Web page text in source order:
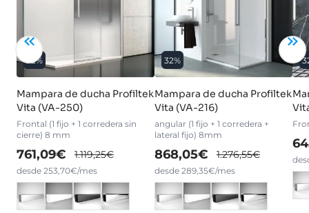
32%
Mampara de ducha Profiltek
Vita (VA-250)
Frontal (1 fijo + 1 corredera sin
cierre) 8 mm
761,09€ 1.119,25€
desde 253,70€/mes
32%
Mampara de ducha Profiltek
Vita (VA-216)
angular (1 fijo + 1 corredera +
lateral fijo) 8mm
868,05€ 1.276,55€
desde 289,35€/mes